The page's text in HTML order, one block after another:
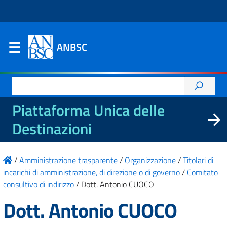
ANBSC
per:
Piattaforma Unica delle
Destinazioni
/Amministrazione trasparente/ Organizzazione/Titolari di
incarichi di amministrazione, di direzione o di governo/ Comitato
consultivo di indirizzo/ Dott. Antonio CUOCO
Dott. Antonio CUOCO